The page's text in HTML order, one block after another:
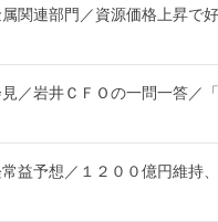
関連部門／資源価格上昇で
／岩井ＣＦＯの一問一答／
益予想／１２００億円維持